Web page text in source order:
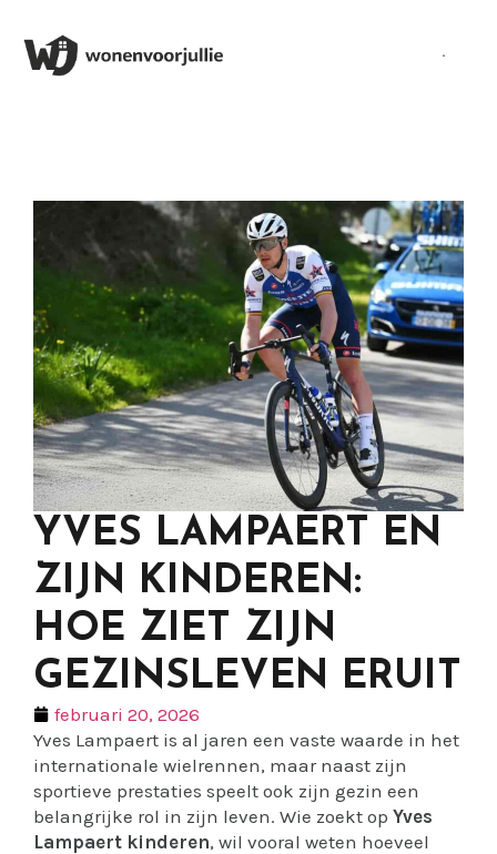
YVES LAMPAERT EN
ZIJN KINDEREN:
HOE ZIET ZIJN
GEZINSLEVEN ERUIT
februari 20, 2026
Yves Lampaert is al jaren een vaste waarde in het
internationale wielrennen, maar naast zijn
sportieve prestaties speelt ook zijn gezin een
belangrijke rol in zijn leven. Wie zoekt op Yves
Lampaert kinderen, wil vooral weten hoeveel